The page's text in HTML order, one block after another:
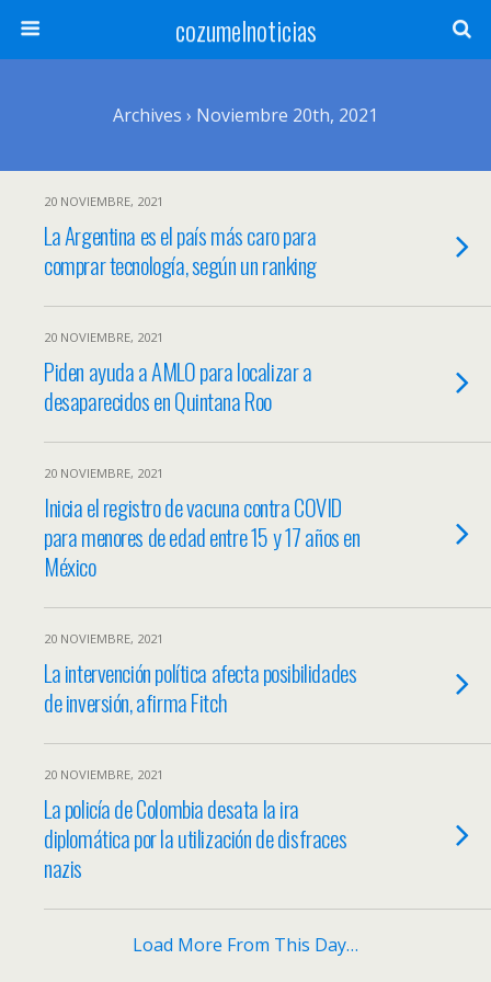
cozumelnoticias
Archives › Noviembre 20th, 2021
20 NOVIEMBRE, 2021
La Argentina es el país más caro para
comprar tecnología, según un ranking
20 NOVIEMBRE, 2021
Piden ayuda a AMLO para localizar a
desaparecidos en Quintana Roo
20 NOVIEMBRE, 2021
Inicia el registro de vacuna contra COVID
para menores de edad entre 15 y 17 años en
México
20 NOVIEMBRE, 2021
La intervención política afecta posibilidades
de inversión, afirma Fitch
20 NOVIEMBRE, 2021
La policía de Colombia desata la ira
diplomática por la utilización de disfraces
nazis
Load More From This Day…